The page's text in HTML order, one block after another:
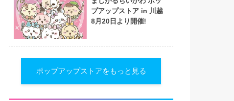
プアップストア in 川越
8月20日より開催!
ポップアップストアをもっと見る